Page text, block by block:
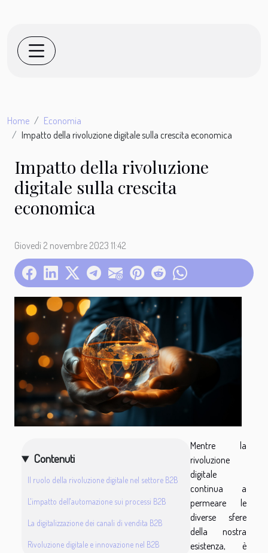
Home
Economia
Impatto della rivoluzione digitale sulla crescita economica
Impatto della rivoluzione
digitale sulla crescita
economica
Giovedì 2 novembre 2023 11:42
Contenuti
Il ruolo della rivoluzione digitale nel settore B2B
L'impatto dell'automazione sui processi B2B
La digitalizzazione dei canali di vendita B2B
Rivoluzione digitale e innovazione nel B2B
Mentre la
rivoluzione
digitale
continua a
permeare le
diverse sfere
della nostra
esistenza, è